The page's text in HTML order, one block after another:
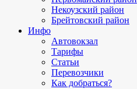
Некоузский район
Брейтовский район
Инфо
Автовокзал
Тарифы
Статьи
Перевозчики
Как добраться?